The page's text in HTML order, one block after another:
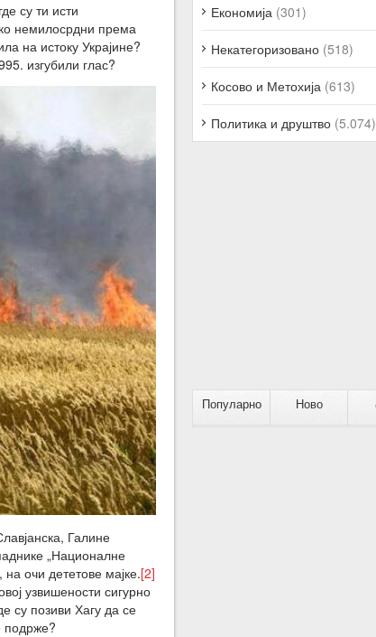
су ти исти
немилосрдни према
на истоку Украјине?
изгубили глас?
Галине
„Националне
очи дететове мајке.[2]
узвишености сигурно
су позиви Хагу да се
подрже?
Економија (301)
Некатегоризовано (518)
Косово и Метохија (613)
Политика и друштво (5.074)
Популарно Ново